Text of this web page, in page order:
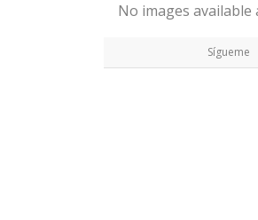
No images
Sígueme